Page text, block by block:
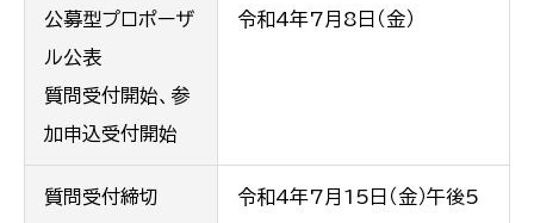
公募型プロポーザ
ル公表
質問受付開始、参
加申込受付開始
令和4年7月8日（金）
質問受付締切
令和4年7月15日（金）午後5